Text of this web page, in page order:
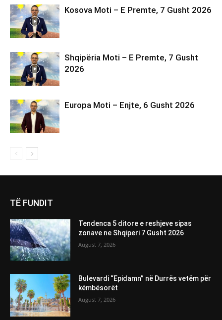
Kosova Moti – E Premte, 7 Gusht 2026
Shqipëria Moti – E Premte, 7 Gusht
2026
Europa Moti – Enjte, 6 Gusht 2026
TË FUNDIT
Tendenca 5 ditore e reshjeve sipas
zonave ne Shqiperi 7 Gusht 2026
August 7, 2026
Bulevardi “Epidamn” në Durrës vetëm për
këmbësorët
August 7, 2026